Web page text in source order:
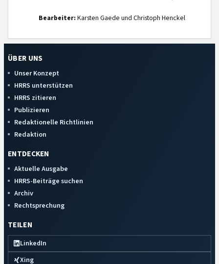
Bearbeiter: Karsten Gaede und Christoph Henckel
ÜBER UNS
Unser Konzept
HRRS unterstützen
HRRS zitieren
Publizieren
Redaktionelle Richtlinien
Redaktion
ENTDECKEN
Aktuelle Ausgabe
HRRS-Beiträge suchen
Archiv
Rechtsprechung
TEILEN
LinkedIn
Xing